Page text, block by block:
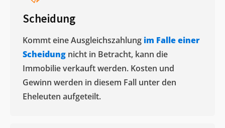
Scheidung
Kommt eine Ausgleichszahlung im Falle einer
Scheidung nicht in Betracht, kann die
Immobilie verkauft werden. Kosten und
Gewinn werden in diesem Fall unter den
Eheleuten aufgeteilt.​